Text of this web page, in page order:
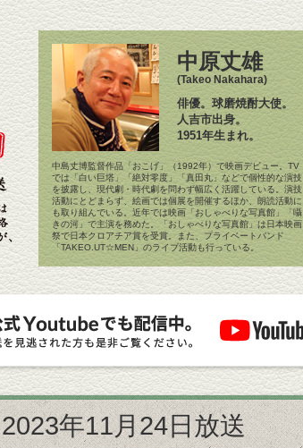
中原丈雄
(Takeo Nakahara)
俳優。球磨焼酎大使。
人吉市出身。
1951年生まれ。
中島丈博監督作品「おこげ」（1992年）で映画デビュー。TV
では「白い巨塔」「絶対零度」「真田丸」などで個性的な演技
を披露し、現代劇・時代劇を問わず幅広く活躍している。演技
活動にとどまらず、絵画では個展を開催するほか、朗読活動に
も取り組んでいる。近年では映画「おしゃべりな写真館」「囁
きの河」で主演を務めた。「おしゃべりな写真館」は日本映画
祭で日本クロアチア賞を受賞。また、プライベートバンド
「TAKEO.UT☆MEN」のライブ活動も行っている。
2023年11月24日放送